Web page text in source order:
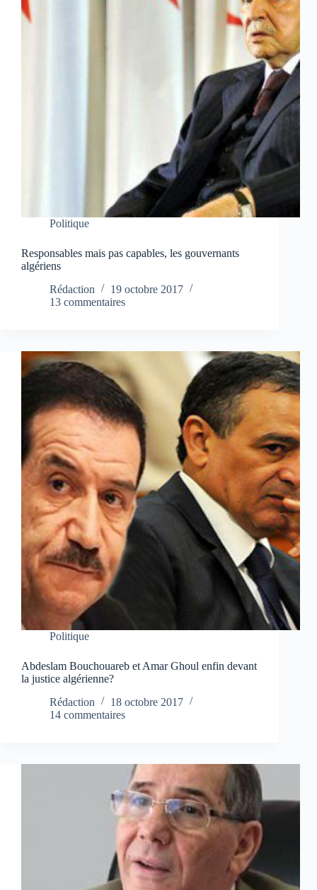
Politique
Responsables mais pas capables, les gouvernants
algériens
Rédaction
19 octobre 2017
13 commentaires
Politique
Abdeslam Bouchouareb et Amar Ghoul enfin devant
la justice algérienne?
Rédaction
18 octobre 2017
14 commentaires